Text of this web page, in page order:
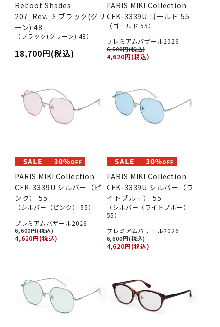
Reboot Shades
207_Rev._S ブラック(グリ
ーン) 48
（ブラック(グリーン) 48）
18,700円(税込)
PARIS MIKI Collection
CFK-3339U ゴールド 55
（ゴールド 55）
プレミアムバザール2026
6,600円(税込)
4,620円(税込)
PARIS MIKI Collection
CFK-3339U シルバー（ピ
ンク） 55
（シルバー（ピンク） 55）
プレミアムバザール2026
6,600円(税込)
4,620円(税込)
PARIS MIKI Collection
CFK-3339U シルバー（ラ
イトブルー） 55
（シルバー（ライトブルー）
55）
プレミアムバザール2026
6,600円(税込)
4,620円(税込)